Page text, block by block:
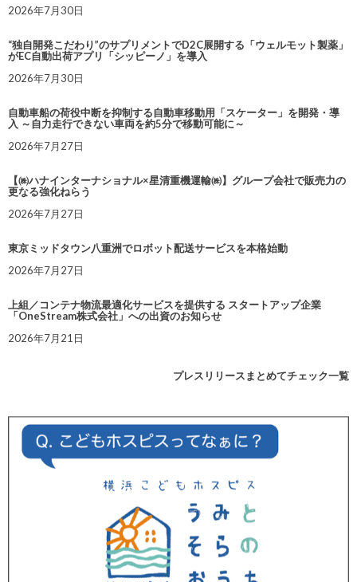
2026年7月30日
“独自開発こだわり”のサプリメントでD2C展開する「ウェルモット製薬」
がEC自動出荷アプリ「シッピーノ」を導入
2026年7月30日
自動車船の荷役中断を抑制する自動車移動用「スケーター」を開発・導
入 ～自力走行できない車両を約5分で移動可能に～
2026年7月27日
【㈱ハナインターナショナル×星清重機運輸㈱】グループ会社で販売力の
更なる強化ねらう
2026年7月27日
東京ミッドタウン八重洲でロボット配送サービスを本格始動
2026年7月27日
上組／コンテナ物流最適化サービスを提供する スタートアップ企業
「OneStream株式会社」への出資のお知らせ
2026年7月21日
プレスリリースまとめてチェック一覧